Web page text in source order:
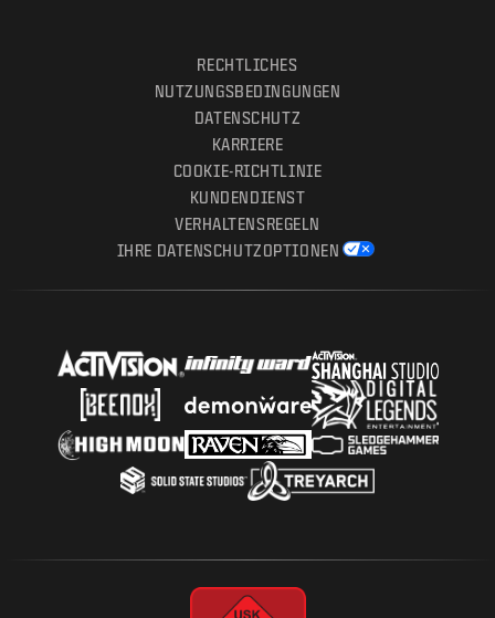
RECHTLICHES
NUTZUNGSBEDINGUNGEN
DATENSCHUTZ
KARRIERE
COOKIE-RICHTLINIE
KUNDENDIENST
VERHALTENSREGELN
IHRE DATENSCHUTZOPTIONEN